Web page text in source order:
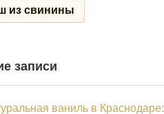
из свинины
записи
ваниль в Краснодаре: